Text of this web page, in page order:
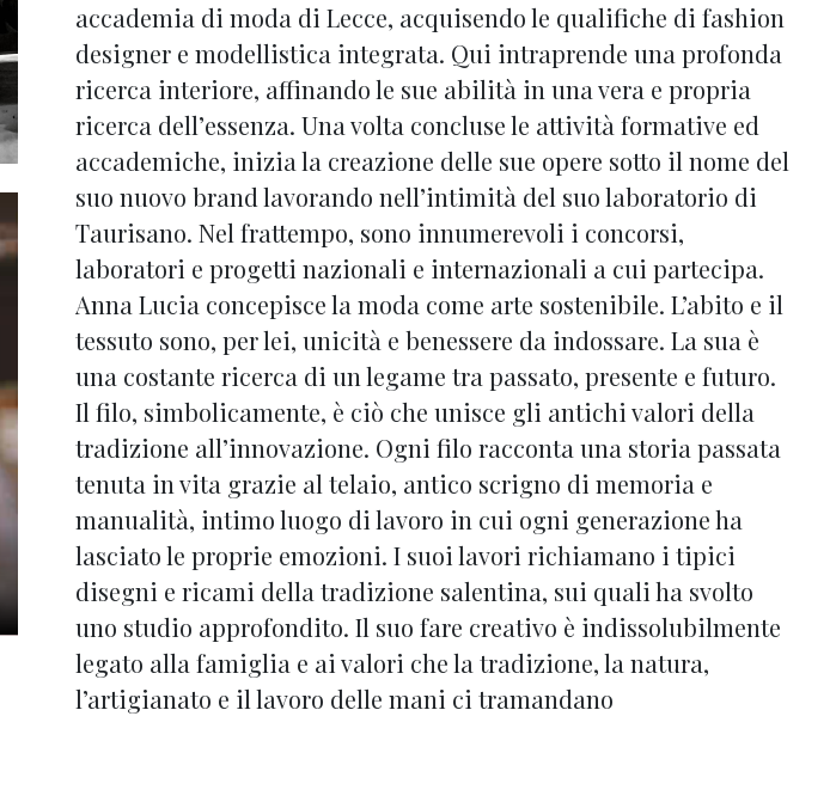
accademia di moda di Lecce, acquisendo le qualifiche di fashion
designer e modellistica integrata. Qui intraprende una profonda
ricerca interiore, affinando le sue abilità in una vera e propria
ricerca dell’essenza. Una volta concluse le attività formative ed
accademiche, inizia la creazione delle sue opere sotto il nome del
suo nuovo brand lavorando nell’intimità del suo laboratorio di
Taurisano. Nel frattempo, sono innumerevoli i concorsi,
laboratori e progetti nazionali e internazionali a cui partecipa.
Anna Lucia concepisce la moda come arte sostenibile. L’abito e il
tessuto sono, per lei, unicità e benessere da indossare. La sua è
una costante ricerca di un legame tra passato, presente e futuro.
Il filo, simbolicamente, è ciò che unisce gli antichi valori della
tradizione all’innovazione. Ogni filo racconta una storia passata
tenuta in vita grazie al telaio, antico scrigno di memoria e
manualità, intimo luogo di lavoro in cui ogni generazione ha
lasciato le proprie emozioni. I suoi lavori richiamano i tipici
disegni e ricami della tradizione salentina, sui quali ha svolto
uno studio approfondito. Il suo fare creativo è indissolubilmente
legato alla famiglia e ai valori che la tradizione, la natura,
l’artigianato e il lavoro delle mani ci tramandano